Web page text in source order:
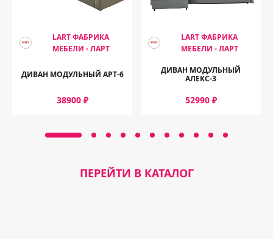
LART ФАБРИКА
МЕБЕЛИ - ЛАРТ
ДИВАН МОДУЛЬНЫЙ АРТ-6
38900 ₽
LART ФАБРИКА
МЕБЕЛИ - ЛАРТ
ДИВАН МОДУЛЬНЫЙ
АЛЕКС-3
52990 ₽
ПЕРЕЙТИ В КАТАЛОГ